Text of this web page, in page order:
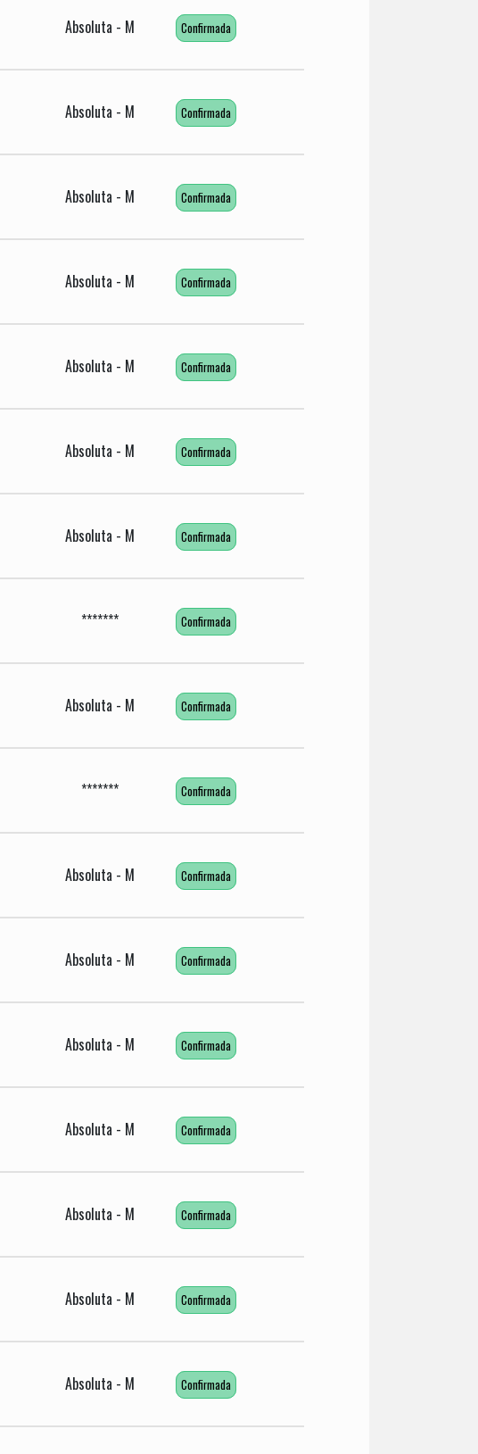
Absoluta - M Confirmada
Absoluta - M Confirmada
Absoluta - M Confirmada
Absoluta - M Confirmada
Absoluta - M Confirmada
Absoluta - M Confirmada
Absoluta - M Confirmada
******* Confirmada
Absoluta - M Confirmada
******* Confirmada
Absoluta - M Confirmada
Absoluta - M Confirmada
Absoluta - M Confirmada
Absoluta - M Confirmada
Absoluta - M Confirmada
Absoluta - M Confirmada
Absoluta - M Confirmada